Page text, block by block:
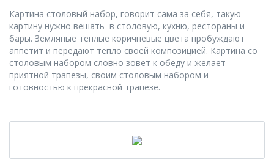
Картина столовый набор, говорит сама за себя, такую
картину нужно вешать в столовую, кухню, рестораны и
бары. Земляные теплые коричневые цвета пробуждают
аппетит и передают тепло своей композицией. Картина со
столовым набором словно зовет к обеду и желает
приятной трапезы, своим столовым набором и
готовностью к прекрасной трапезе.